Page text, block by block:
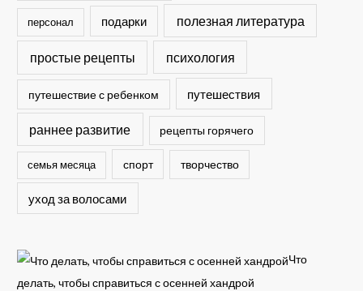
персонал подарки полезная литература
простые рецепты психология
путешествие с ребенком путешествия
раннее развитие рецепты горячего
семья месяца спорт творчество
уход за волосами
Что
делать, чтобы справиться с осенней хандрой